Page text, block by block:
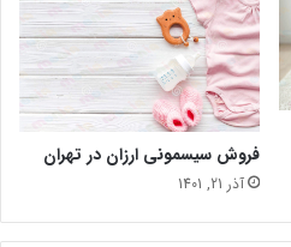
فروش سیسمونی ارزان در تهران
آذر 21, 1401